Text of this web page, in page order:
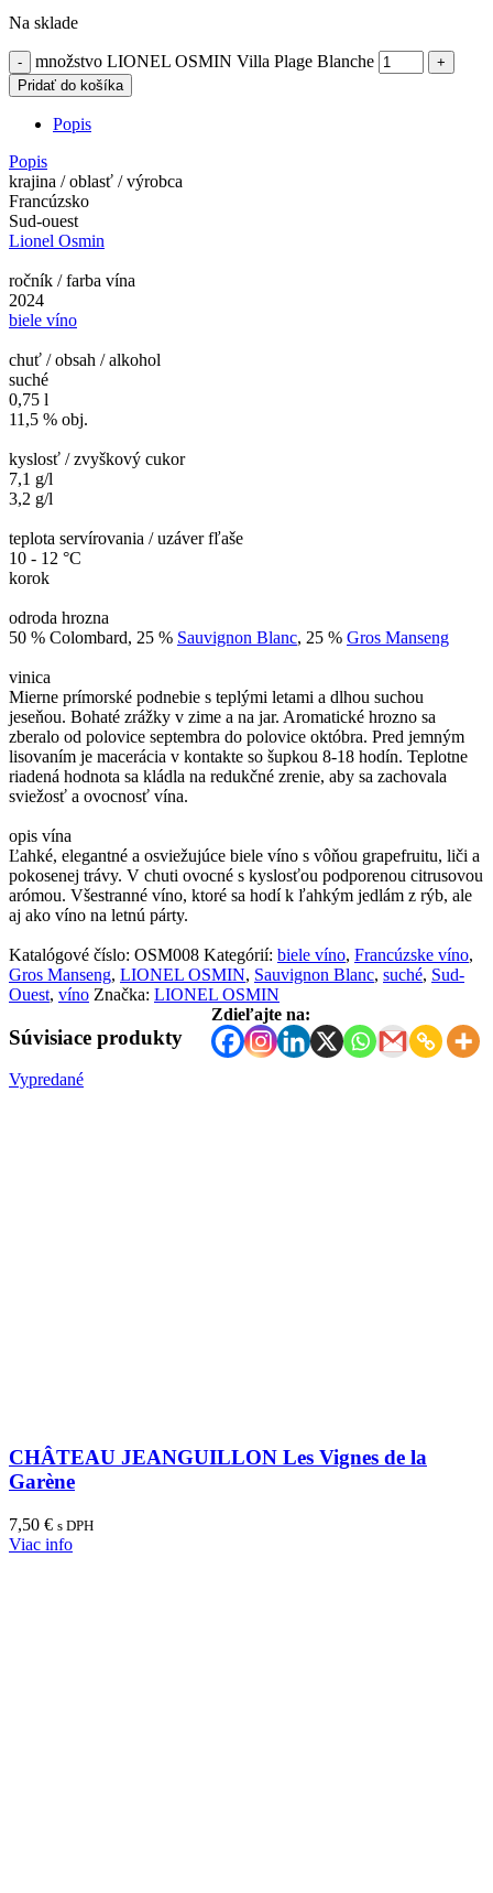
Na sklade
množstvo LIONEL OSMIN Villa Plage Blanche
Pridať do košíka
Popis
Popis
krajina / oblasť / výrobca
Francúzsko
Sud-ouest
Lionel Osmin
ročník / farba vína
2024
biele víno
chuť / obsah / alkohol
suché
0,75 l
11,5 % obj.
kyslosť / zvyškový cukor
7,1 g/l
3,2 g/l
teplota servírovania / uzáver fľaše
10 - 12 °C
korok
odroda hrozna
50 % Colombard, 25 % Sauvignon Blanc, 25 % Gros Manseng
vinica
Mierne prímorské podnebie s teplými letami a dlhou suchou
jeseňou. Bohaté zrážky v zime a na jar. Aromatické hrozno sa
zberalo od polovice septembra do polovice októbra. Pred jemným
lisovaním je macerácia v kontakte so šupkou 8-18 hodín. Teplotne
riadená hodnota sa kládla na redukčné zrenie, aby sa zachovala
sviežosť a ovocnosť vína.
opis vína
Ľahké, elegantné a osviežujúce biele víno s vôňou grapefruitu, liči a
pokosenej trávy. V chuti ovocné s kyslosťou podporenou citrusovou
arómou. Všestranné víno, ktoré sa hodí k ľahkým jedlám z rýb, ale
aj ako víno na letnú párty.
Katalógové číslo: OSM008 Kategórií: biele víno, Francúzske víno,
Gros Manseng, LIONEL OSMIN, Sauvignon Blanc, suché, Sud-
Ouest, víno Značka: LIONEL OSMIN
Zdieľajte na:
Súvisiace produkty
Vypredané
CHÂTEAU JEANGUILLON Les Vignes de la
Garène
7,50 € s DPH
Viac info